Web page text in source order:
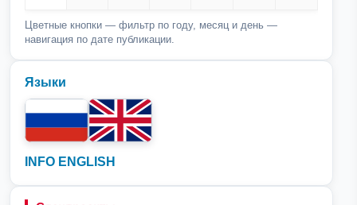
Цветные кнопки — фильтр по году, месяц и день —
навигация по дате публикации.
Языки
INFO ENGLISH